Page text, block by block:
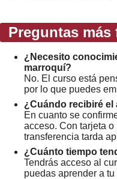
Preguntas más
¿Necesito
marroquí?
No. El curso está
por lo que puedes
¿Cuándo recibiré el
En cuanto se
acceso. Con tarjeta
transferencia tarda
¿Cuánto tiempo
Tendrás acceso al
puedas aprender a tu